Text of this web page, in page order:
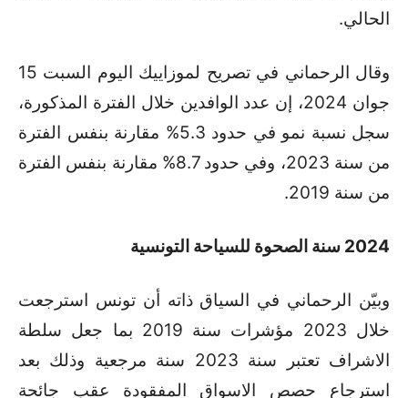
الحالي.
وقال الرحماني في تصريح لموزاييك اليوم السبت 15
جوان 2024، إن عدد الوافدين خلال الفترة المذكورة،
سجل نسبة نمو في حدود 5.3% مقارنة بنفس الفترة
من سنة 2023، وفي حدود 8.7% مقارنة بنفس الفترة
من سنة 2019.
2024 سنة الصحوة للسياحة التونسية
وبيّن الرحماني في السياق ذاته أن تونس استرجعت
خلال 2023 مؤشرات سنة 2019 بما جعل سلطة
الاشراف تعتبر سنة 2023 سنة مرجعية وذلك بعد
استرجاع حصص الاسواق المفقودة عقب جائحة